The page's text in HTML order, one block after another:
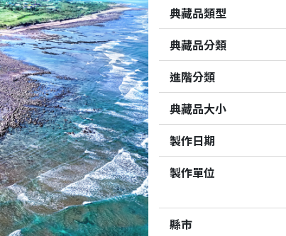
典藏品類型
典藏品分類
進階分類
典藏品大小
製作日期
製作單位
縣市